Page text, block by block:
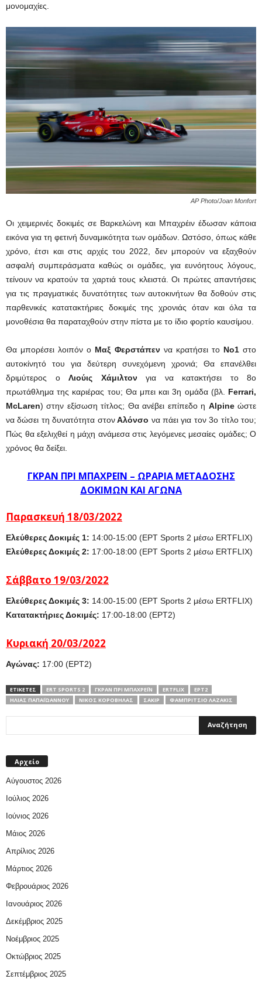
μονομαχίες.
AP Photo/Joan Monfort
Οι χειμερινές δοκιμές σε Βαρκελώνη και Μπαχρέιν έδωσαν κάποια
εικόνα για τη φετινή δυναμικότητα των ομάδων. Ωστόσο, όπως κάθε
χρόνο, έτσι και στις αρχές του 2022, δεν μπορούν να εξαχθούν
ασφαλή συμπεράσματα καθώς οι ομάδες, για ευνόητους λόγους,
τείνουν να κρατούν τα χαρτιά τους κλειστά. Οι πρώτες απαντήσεις
για τις πραγματικές δυνατότητες των αυτοκινήτων θα δοθούν στις
παρθενικές κατατακτήριες δοκιμές της χρονιάς όταν και όλα τα
μονοθέσια θα παραταχθούν στην πίστα με το ίδιο φορτίο καυσίμου.
Θα μπορέσει λοιπόν ο Μαξ Φερστάπεννα κρατήσει το Νο1στο
αυτοκίνητό του για δεύτερη συνεχόμενη χρονιά; Θα επανέλθει
δριμύτερος ο Λιούις Χάμιλτονγια να κατακτήσει το 8ο
πρωτάθλημα της καριέρας του; Θα μπει και 3η ομάδα (βλ. Ferrari,
McLaren) στην εξίσωση τίτλος; Θα ανέβει επίπεδο η Alpineώστε
να δώσει τη δυνατότητα στονΑλόνσο να πάει για τον 3ο τίτλο του;
Πώς θα εξελιχθεί η μάχη ανάμεσα στις λεγόμενες μεσαίες ομάδες; Ο
χρόνος θα δείξει.
ΓΚΡΑΝ ΠΡΙ ΜΠΑΧΡΕΪΝ – ΩΡΑΡΙΑ ΜΕΤΑΔΟΣΗΣ
ΔΟΚΙΜΩΝ ΚΑΙ ΑΓΩΝΑ
Παρασκευή 18/03/2022
Ελεύθερες Δοκιμές 1: 14:00-15:00 (ΕΡΤ Sports 2 μέσω ERTFLIX)
Ελεύθερες Δοκιμές 2: 17:00-18:00 (ΕΡΤ Sports 2 μέσω ERTFLIX)
Σάββατο 19/03/2022
Ελεύθερες Δοκιμές 3: 14:00-15:00 (ΕΡΤ Sports 2 μέσω ERTFLIX)
Κατατακτήριες Δοκιμές: 17:00-18:00 (ΕΡΤ2)
Κυριακή 20/03/2022
Αγώνας: 17:00 (ΕΡΤ2)
ΕΤΙΚΕΤΕΣ ERT SPORTS 2 ΓΚΡΑΝ ΠΡΙ ΜΠΑΧΡΈΙΝ ΕRTFLIX
ΕΡΤ2
ΗΛΊΑΣ ΠΑΠΑΪΩΆΝΝΟΥ
ΝΊΚΟΣ ΚΟΡΌΒΗΛΑΣ ΣΑΚΊΡ ΦΑΜΠΡΊΤΣΙΟ ΛΑΖΆΚΙΣ
Αρχείο
Αύγουστος 2026
Ιούλιος 2026
Ιούνιος 2026
Μάιος 2026
Απρίλιος 2026
Μάρτιος 2026
Φεβρουάριος 2026
Ιανουάριος 2026
Δεκέμβριος 2025
Νοέμβριος 2025
Οκτώβριος 2025
Σεπτέμβριος 2025